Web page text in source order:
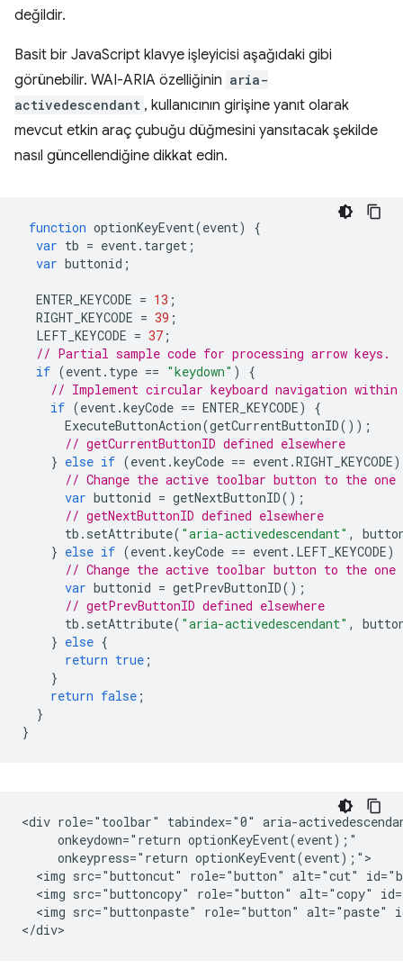
değildir.
Basit bir JavaScript klavye işleyicisi aşağıdaki gibi
görünebilir. WAI-ARIA özelliğinin aria-
activedescendant , kullanıcının girişine yanıt olarak
mevcut etkin araç çubuğu düğmesini yansıtacak şekilde
nasıl güncellendiğine dikkat edin.
function optionKeyEvent(event)
{
var tb = event . target ;
var buttonid ;
ENTER_KEYCODE = 13 ;
RIGHT_KEYCODE = 39 ;
LEFT_KEYCODE = 37 ;
// Partial sample code for processing arrow keys.
if (event . type == "keydown" )
{
// Implement circular keyboard navigation
if (event .keyCode == ENTER_KEYCODE)
{
ExecuteButtonAction(getCurrentButtonID());
// getCurrentButtonID defined elsewhere
} else if (event .keyCode == event .RIGHT_KEYCODE)
// Change the active toolbar button to the
var buttonid = getNextButtonID();
// getNextButtonID defined elsewhere
tb . setAttribute( "aria-activedescendant" ,
} else if (event .keyCode == event . LEFT_KEYCODE)
// Change the active toolbar button to the
var buttonid = getPrevButtonID();
// getPrevButtonID defined elsewhere
tb . setAttribute( "aria-activedescendant" ,
} else {
return true ;
}
return false ;
}
}
<div role="toolbar" tabindex="0" aria-
     onkeydown="return optionKeyEvent(event);"
     onkeypress="return optionKeyEvent(event);">
<img src="buttoncut" role="button" alt="cut"
<img src="buttoncopy" role="button" alt="copy"
<img src="buttonpaste" role="button" alt="paste"